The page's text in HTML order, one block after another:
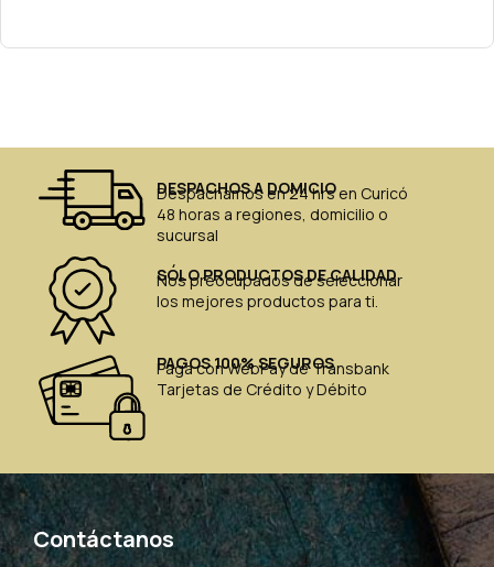
DESPACHOS A DOMICIO
Despachamos en 24 hrs en Curicó
48 horas a regiones, domicilio o
sucursal
SÓLO PRODUCTOS DE CALIDAD
Nos preocupados de seleccionar
los mejores productos para ti.
PAGOS 100% SEGUROS
Paga con WebPay de Transbank
Tarjetas de Crédito y Débito
Contáctanos